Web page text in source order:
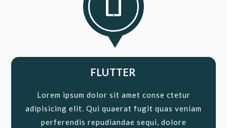

FLUTTER
Lorem ipsum dolor sit amet conse ctetur
adipisicing elit. Qui quaerat fugit quas veniam
perferendis repudiandae sequi, dolore